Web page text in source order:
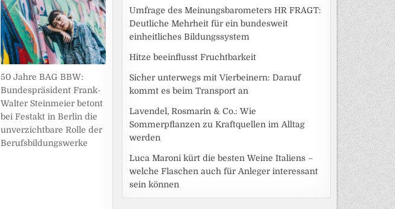
50 Jahre BAG BBW:
Bundespräsident Frank-
Walter Steinmeier betont
bei Festakt in Berlin die
unverzichtbare Rolle der
Berufsbildungswerke
Umfrage des Meinungsbarometers HR FRAGT:
Deutliche Mehrheit für ein bundesweit
einheitliches Bildungssystem
Hitze beeinflusst Fruchtbarkeit
Sicher unterwegs mit Vierbeinern: Darauf
kommt es beim Transport an
Lavendel, Rosmarin & Co.: Wie
Sommerpflanzen zu Kraftquellen im Alltag
werden
Luca Maroni kürt die besten Weine Italiens –
welche Flaschen auch für Anleger interessant
sein können